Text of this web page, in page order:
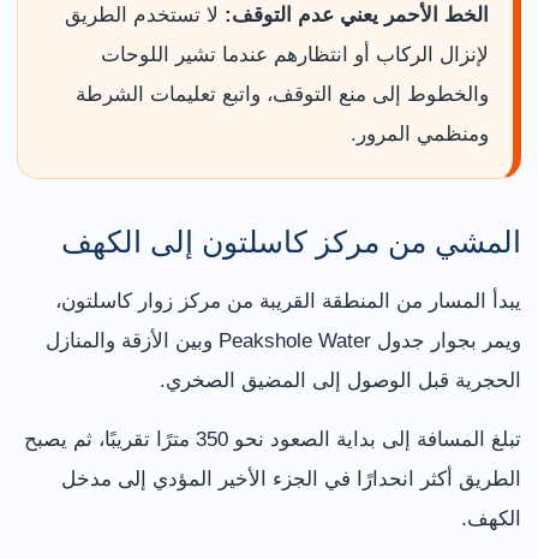
الخط الأحمر يعني عدم التوقف: لا تستخدم الطريق
لإنزال الركاب أو انتظارهم عندما تشير اللوحات
والخطوط إلى منع التوقف، واتبع تعليمات الشرطة
ومنظمي المرور.
المشي من مركز كاسلتون إلى الكهف
يبدأ المسار من المنطقة القريبة من مركز زوار كاسلتون،
ويمر بجوار جدول Peakshole Water وبين الأزقة والمنازل
الحجرية قبل الوصول إلى المضيق الصخري.
تبلغ المسافة إلى بداية الصعود نحو 350 مترًا تقريبًا، ثم يصبح
الطريق أكثر انحدارًا في الجزء الأخير المؤدي إلى مدخل
الكهف.